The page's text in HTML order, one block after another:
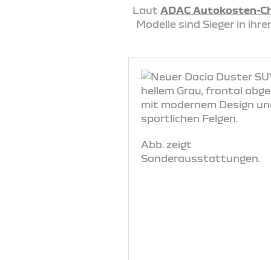
Laut ADAC Autokosten-
Modelle sind Sieger in
Abb. zeigt
Sonderausstattungen.